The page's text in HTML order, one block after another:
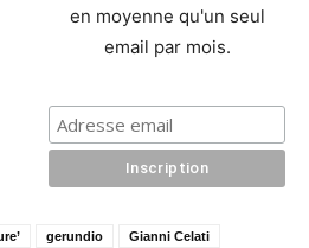
en moyenne qu'un seul
email par mois.
gerundio Gianni Celati